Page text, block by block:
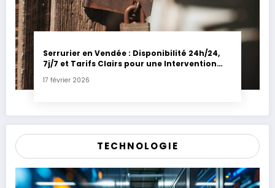
Serrurier en Vendée : Disponibilité 24h/24,
7j/7 et Tarifs Clairs pour une Intervention
Express
17 février 2026
TECHNOLOGIE